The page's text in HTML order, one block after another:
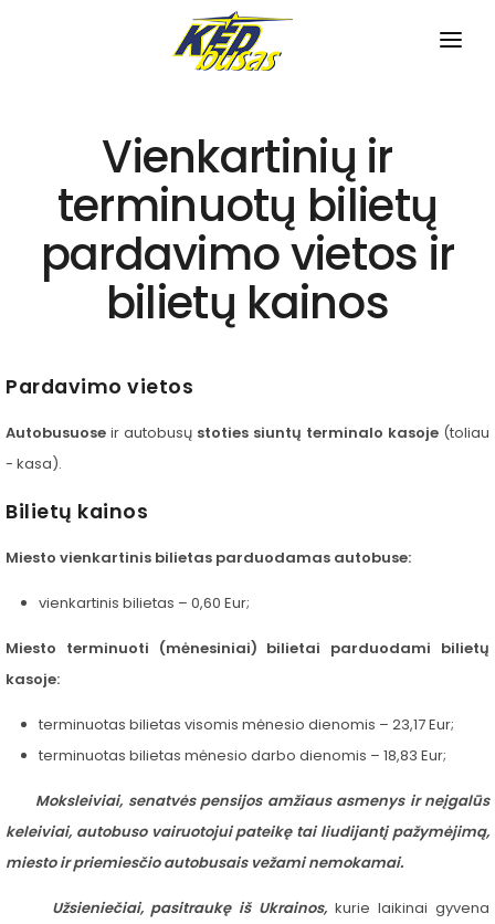
APIE MUS
TVARKARAŠČIAI
Miesto maršrutai
Priemiesčio maršrutai
Tarpmiestiniai maršrutai
NAUJIENOS
PASLAUGOS
Pagalba neįgaliesiems
Bagažo saugojimas
Autobusų nuoma
Reklama ant autobusų
Aikštelės nuoma
Vienkartinių ir
terminuotų bilietų
pardavimo vietos ir
bilietų kainos
Pardavimo vietos
Autobusuose ir autobusų stoties siuntų terminalo kasoje (toliau
- kasa).
Bilietų kainos
Miesto vienkartinis bilietas parduodamas autobuse:
vienkartinis bilietas – 0,60 Eur;
Miesto terminuoti (mėnesiniai) bilietai parduodami bilietų
kasoje:
terminuotas bilietas visomis mėnesio dienomis – 23,17 Eur;
terminuotas bilietas mėnesio darbo dienomis – 18,83 Eur;
Moksleiviai, senatvės pensijos amžiaus asmenys ir neįgalūs
keleiviai, autobuso vairuotojui pateikę tai liudijantį pažymėjimą,
miesto ir priemiesčio autobusais vežami nemokamai.
Užsieniečiai, pasitraukę iš Ukrainos, kurie laikinai gyvena